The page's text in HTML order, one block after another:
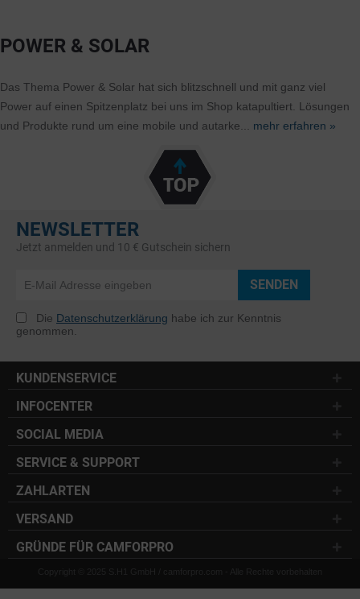
POWER & SOLAR
Das Thema Power & Solar hat sich blitzschnell und mit ganz viel
Power auf einen Spitzenplatz bei uns im Shop katapultiert. Lösungen
und Produkte rund um eine mobile und autarke... mehr erfahren »
NEWSLETTER
Jetzt anmelden und 10 € Gutschein sichern
SENDEN
Die Datenschutzerklärung habe ich zur Kenntnis
genommen.
KUNDENSERVICE
INFOCENTER
SOCIAL MEDIA
SERVICE & SUPPORT
ZAHLARTEN
VERSAND
GRÜNDE FÜR CAMFORPRO
Copyright © 2025 S.H1 GmbH / camforpro.com - Alle Rechte vorbehalten